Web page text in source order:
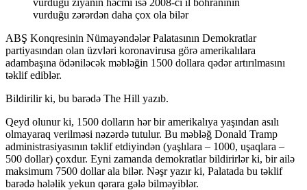
vurduğu zərərdən daha çox ola bilər
ABŞ Konqresinin Nümayəndələr Palatasının Demokratlar
partiyasından olan üzvləri koronavirusa görə amerikalılara
adambaşına ödəniləcək məbləğin 1500 dollara qədər artırılmasını
təklif ediblər.
Bildirilir ki, bu barədə The Hill yazıb.
Qeyd olunur ki, 1500 dolların hər bir amerikalıya yaşından asılı
olmayaraq verilməsi nəzərdə tutulur. Bu məbləğ Donald Tramp
administrasiyasının təklif etdiyindən (yaşlılara – 1000, uşaqlara –
500 dollar) çoxdur. Eyni zamanda demokratlar bildirirlər ki, bir ailə
maksimum 7500 dollar ala bilər. Nəşr yazır ki, Palatada bu təklif
barədə hələlik yekun qərara gələ bilməyiblər.